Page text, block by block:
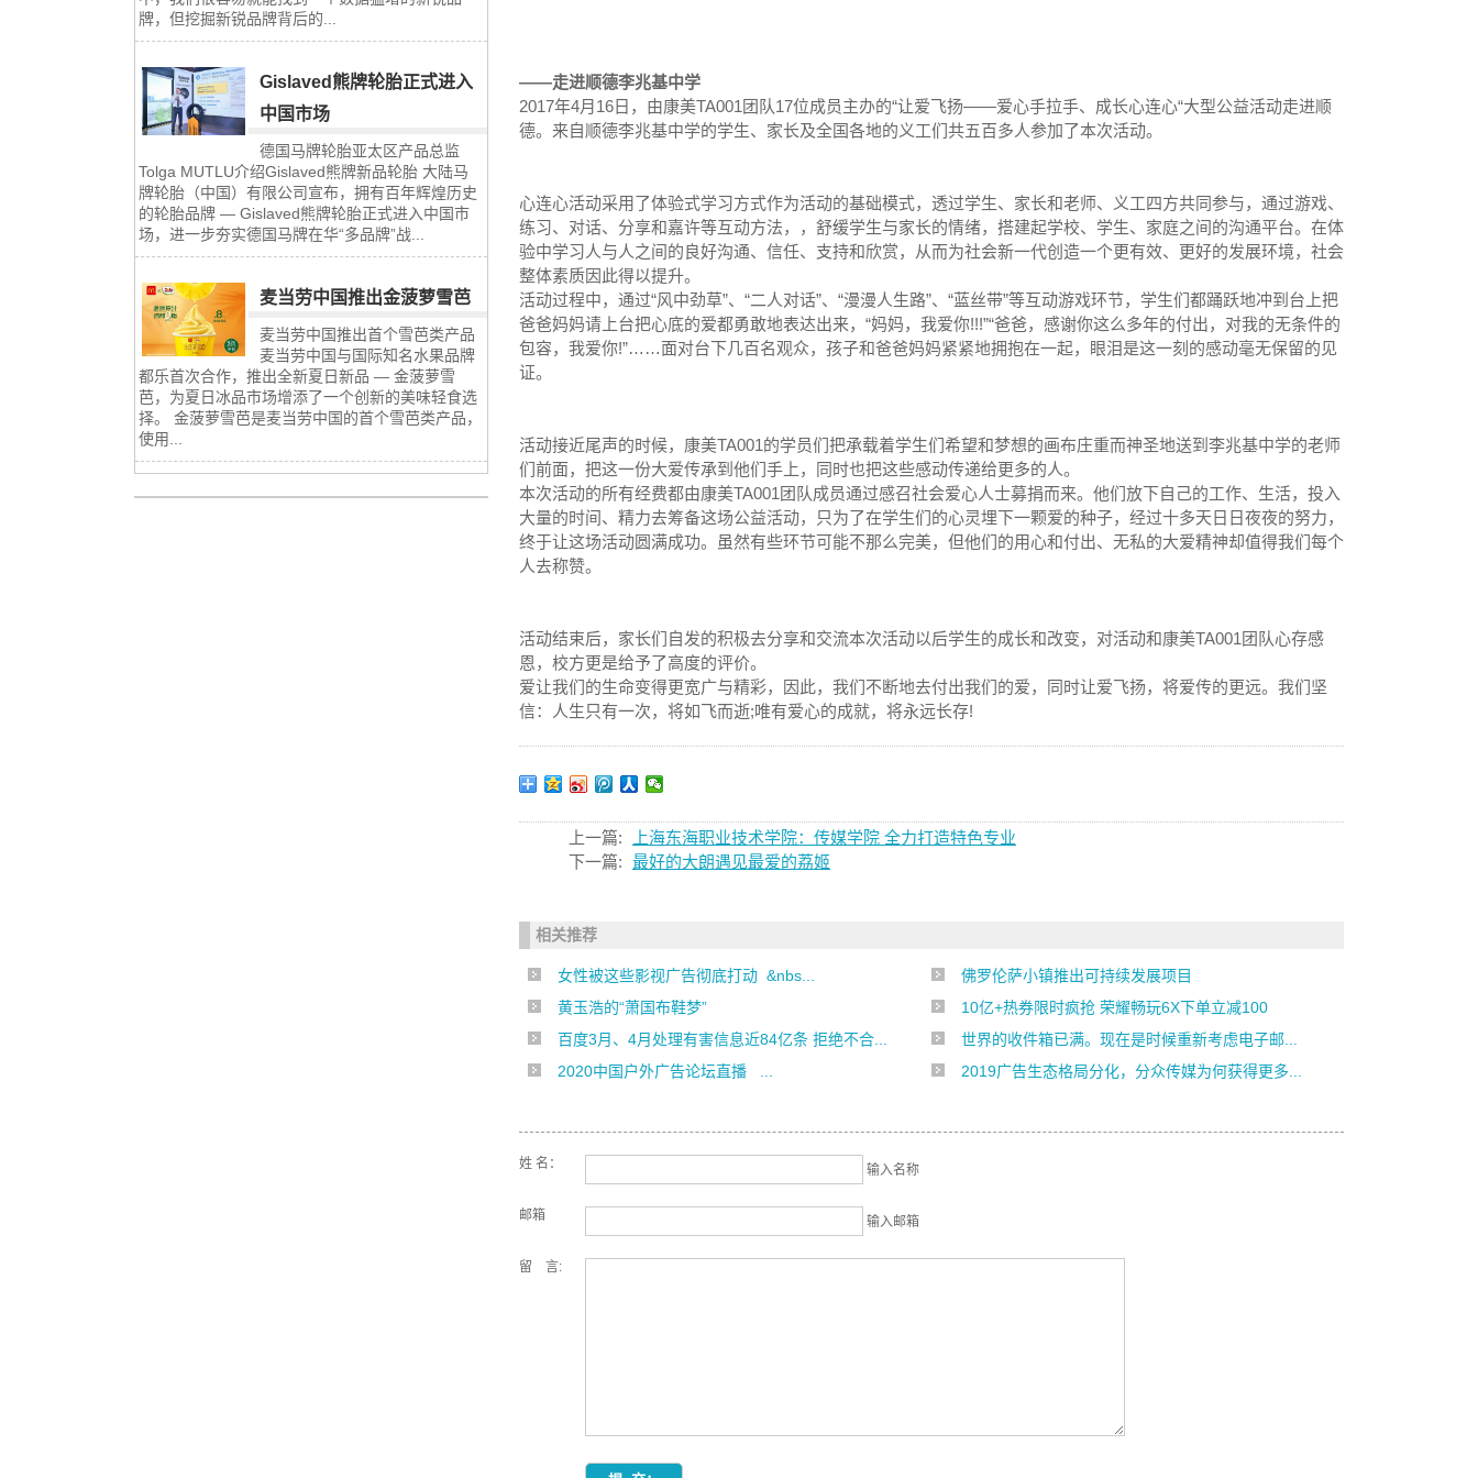
牌，但挖掘新锐品牌背后的...
Gislaved熊牌轮胎正式进入
中国市场
德国马牌轮胎亚太区产品总监
Tolga MUTLU介绍Gislaved熊牌新品轮胎 大陆马
牌轮胎（中国）有限公司宣布，拥有百年辉煌历史
的轮胎品牌 — Gislaved熊牌轮胎正式进入中国市
场，进一步夯实德国马牌在华“多品牌”战...
麦当劳中国推出金菠萝雪芭
麦当劳中国推出首个雪芭类产品
麦当劳中国与国际知名水果品牌
都乐首次合作，推出全新夏日新品 — 金菠萝雪
芭，为夏日冰品市场增添了一个创新的美味轻食选
择。 金菠萝雪芭是麦当劳中国的首个雪芭类产品，
使用...
——走进顺德李兆基中学
2017年4月16日，由康美TA001团队17位成员主办的“让爱飞扬——爱心手拉手、成长心连心“大型公益活动走进顺
德。来自顺德李兆基中学的学生、家长及全国各地的义工们共五百多人参加了本次活动。
心连心活动采用了体验式学习方式作为活动的基础模式，透过学生、家长和老师、义工四方共同参与，通过游戏、
练习、对话、分享和嘉许等互动方法，，舒缓学生与家长的情绪，搭建起学校、学生、家庭之间的沟通平台。在体
验中学习人与人之间的良好沟通、信任、支持和欣赏，从而为社会新一代创造一个更有效、更好的发展环境，社会
整体素质因此得以提升。
活动过程中，通过“风中劲草”、“二人对话”、“漫漫人生路”、“蓝丝带”等互动游戏环节，学生们都踊跃地冲到台上把
爸爸妈妈请上台把心底的爱都勇敢地表达出来，“妈妈，我爱你!!!”“爸爸，感谢你这么多年的付出，对我的无条件的
包容，我爱你!”……面对台下几百名观众，孩子和爸爸妈妈紧紧地拥抱在一起，眼泪是这一刻的感动毫无保留的见
证。
活动接近尾声的时候，康美TA001的学员们把承载着学生们希望和梦想的画布庄重而神圣地送到李兆基中学的老师
们前面，把这一份大爱传承到他们手上，同时也把这些感动传递给更多的人。
本次活动的所有经费都由康美TA001团队成员通过感召社会爱心人士募捐而来。他们放下自己的工作、生活，投入
大量的时间、精力去筹备这场公益活动，只为了在学生们的心灵埋下一颗爱的种子，经过十多天日日夜夜的努力，
终于让这场活动圆满成功。虽然有些环节可能不那么完美，但他们的用心和付出、无私的大爱精神却值得我们每个
人去称赞。
活动结束后，家长们自发的积极去分享和交流本次活动以后学生的成长和改变，对活动和康美TA001团队心存感
恩，校方更是给予了高度的评价。
爱让我们的生命变得更宽广与精彩，因此，我们不断地去付出我们的爱，同时让爱飞扬，将爱传的更远。我们坚
信：人生只有一次，将如飞而逝;唯有爱心的成就，将永远长存!
上一篇:
上海东海职业技术学院：传媒学院 全力打造特色专业
下一篇: 最好的大朗遇见最爱的荔姬
相关推荐
女性被这些影视广告彻底打动 &nbs...
佛罗伦萨小镇推出可持续发展项目
黄玉浩的“萧国布鞋梦”
10亿+热券限时疯抢 荣耀畅玩6X下单立减100
百度3月、4月处理有害信息近84亿条 拒绝不合...
世界的收件箱已满。现在是时候重新考虑电子邮...
2020中国户外广告论坛直播 ...
2019广告生态格局分化，分众传媒为何获得更多...
姓 名： 输入名称
邮箱 输入邮箱
留 言: